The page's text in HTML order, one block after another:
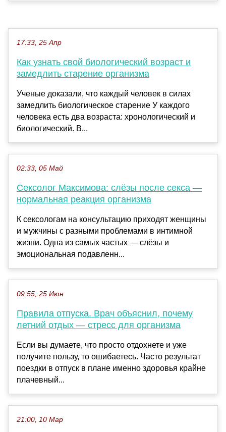
17:33, 25 Апр
Как узнать свой биологический возраст и
замедлить старение организма
Ученые доказали, что каждый человек в силах
замедлить биологическое старение У каждого
человека есть два возраста: хронологический и
биологический. В...
02:33, 05 Май
Сексолог Максимова: слёзы после секса —
нормальная реакция организма
К сексологам на консультацию приходят женщины
и мужчины с разными проблемами в интимной
жизни. Одна из самых частых — слёзы и
эмоциональная подавленн...
09:55, 25 Июн
Правила отпуска. Врач объяснил, почему
летний отдых — стресс для организма
Если вы думаете, что просто отдохнете и уже
получите пользу, то ошибаетесь. Часто результат
поездки в отпуск в плане именно здоровья крайне
плачевный...
21:00, 10 Мар